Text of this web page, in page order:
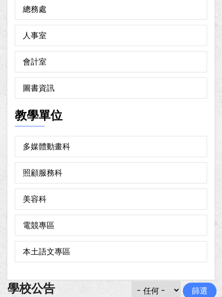
總務處
人事室
會計室
圖書資訊
教學單位
多媒體動畫科
照顧服務科
美容科
電競專區
本土語文專區
學校公告